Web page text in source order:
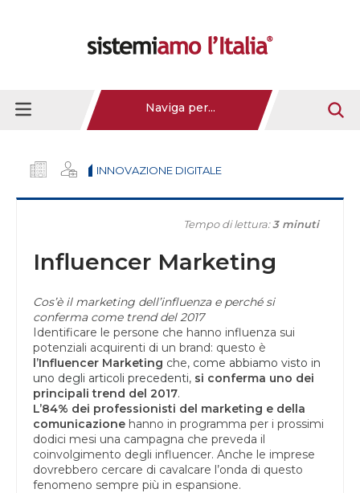
Naviga per...
INNOVAZIONE DIGITALE
Tempo di lettura:3 minuti
Influencer Marketing
Cos’è il marketing dell’influenza e perché si
conferma come trend del 2017
Identificare le persone che hanno influenza sui
potenziali acquirenti di un brand: questo è
l’Influencer Marketing che, come abbiamo visto in
uno degli articoli precedenti, si conferma uno dei
principali trend del 2017.
L’84% dei professionisti del marketing e della
comunicazione hanno in programma per i prossimi
dodici mesi una campagna che preveda il
coinvolgimento degli influencer. Anche le imprese
dovrebbero cercare di cavalcare l’onda di questo
fenomeno sempre più in espansione.